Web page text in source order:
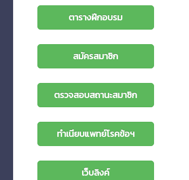
ตารางฝึกอบรม
สมัครสมาชิก
ตรวจสอบสถานะสมาชิก
ทำเนียบแพทย์โรคข้อฯ
เว็บลิงค์